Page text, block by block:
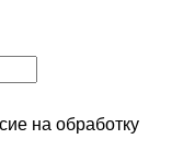
на обработку